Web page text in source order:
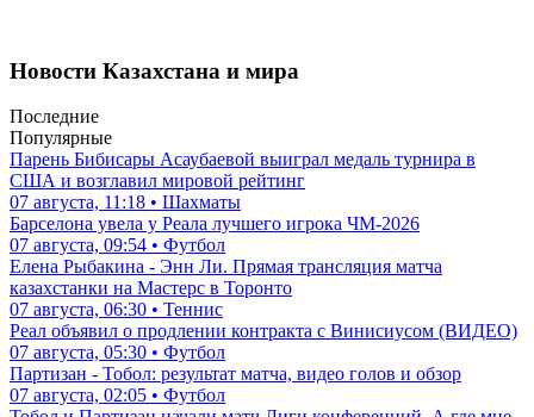
Новости Казахстана и мира
Последние
Популярные
Парень Бибисары Асаубаевой выиграл медаль турнира в
США и возглавил мировой рейтинг
07 августа, 11:18 • Шахматы
Барселона увела у Реала лучшего игрока ЧМ-2026
07 августа, 09:54 • Футбол
Елена Рыбакина - Энн Ли. Прямая трансляция матча
казахстанки на Мастерс в Торонто
07 августа, 06:30 • Теннис
Реал объявил о продлении контракта с Винисиусом (ВИДЕО)
07 августа, 05:30 • Футбол
Партизан - Тобол: результат матча, видео голов и обзор
07 августа, 02:05 • Футбол